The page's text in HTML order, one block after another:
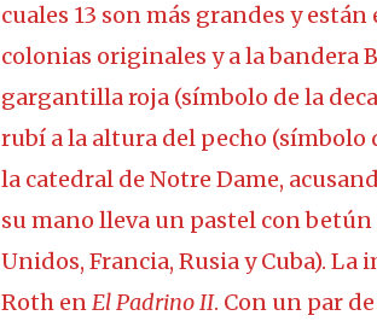
cuales 13 son más grandes y
colonias originales y a la bandera
gargantilla roja (símbolo de la
rubí a la altura del pecho (símbolo
la catedral de Notre Dame,
su mano lleva un pastel con betún
Unidos, Francia, Rusia y Cuba).
Roth enEl Padrino II. Con un par